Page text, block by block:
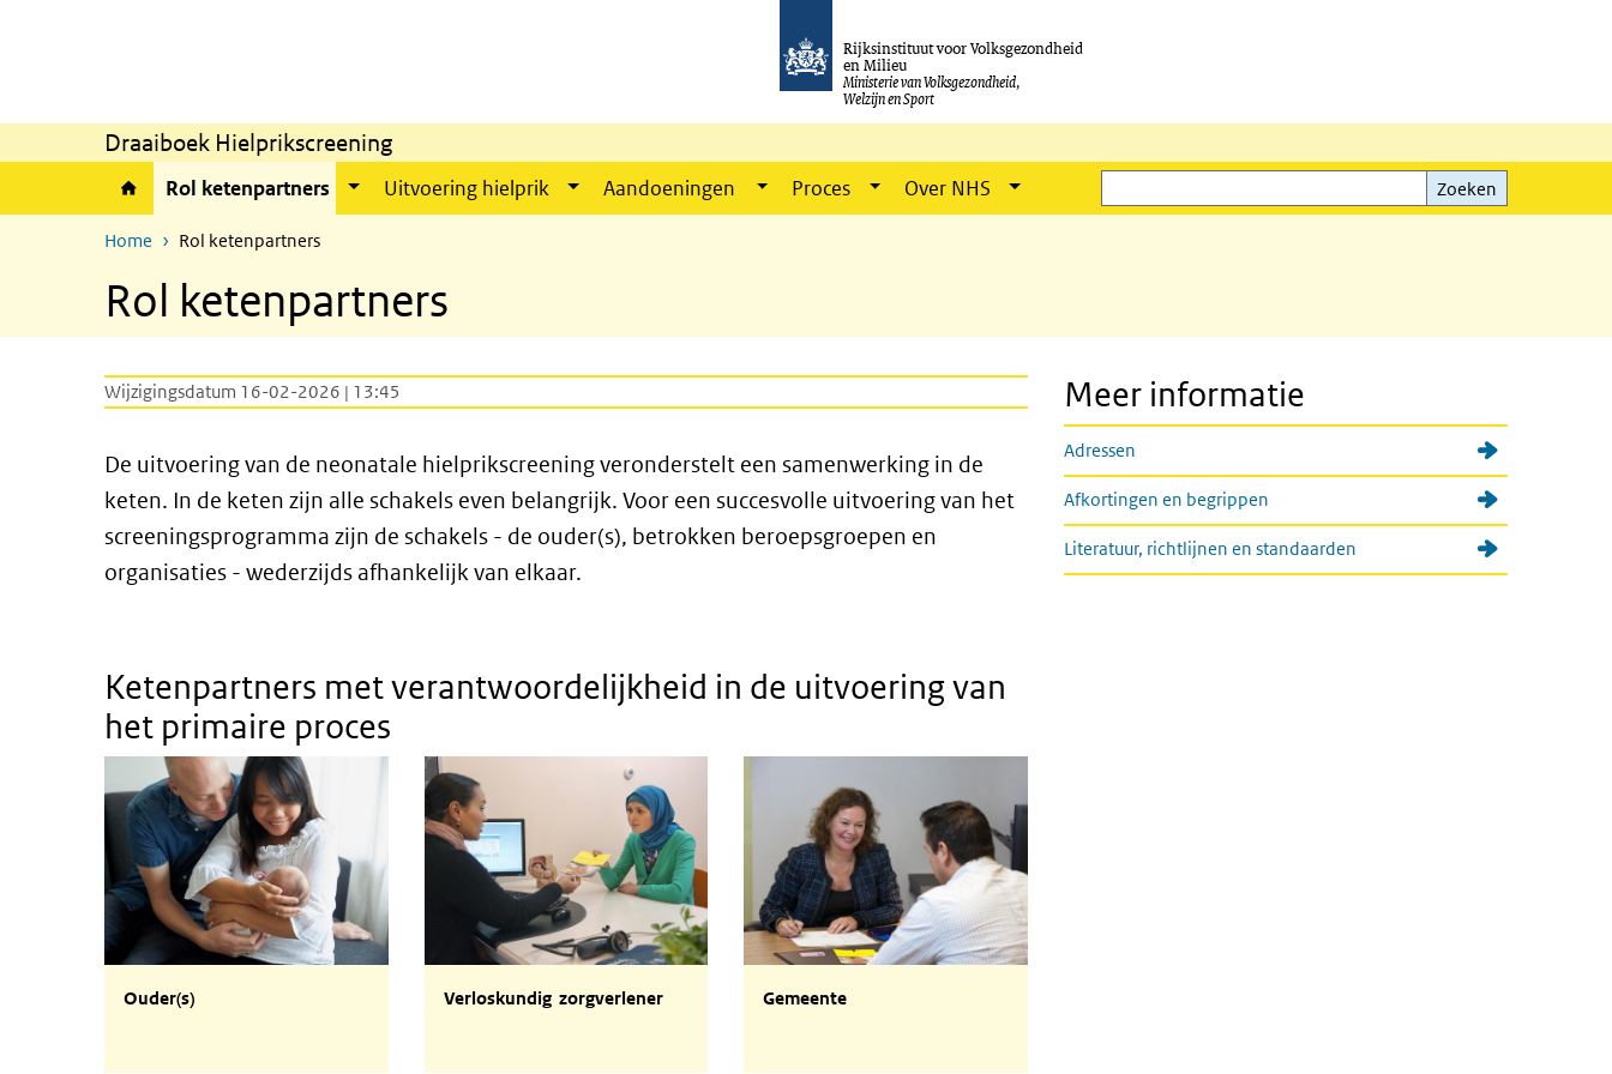
Rijksinstituut voor Volksgezondheid
en Milieu
Ministerie van Volksgezondheid,
Welzijn en Sport
Draaiboek Hielprikscreening
Rol ketenpartners Uitvoering hielprik Aandoeningen Proces Over NHS
Zoeken
Zoeken
Home Rol ketenpartners
Rol ketenpartners
Wijzigingsdatum 16-02-2026 | 13:45
De uitvoering van de neonatale hielprikscreening veronderstelt een samenwerking in de
keten. In de keten zijn alle schakels even belangrijk. Voor een succesvolle uitvoering van het
screeningsprogramma zijn de schakels - de ouder(s), betrokken beroepsgroepen en
organisaties - wederzijds afhankelijk van elkaar.
Ketenpartners met verantwoordelijkheid in de uitvoering van
het primaire proces
Ouders
Ouder(s) Verloskundige zorgverlener
Verloskundig zorgverlener Gemeente
Gemeente
Meer informatie
Adressen
Afkortingen en begrippen
Literatuur, richtlijnen en standaarden